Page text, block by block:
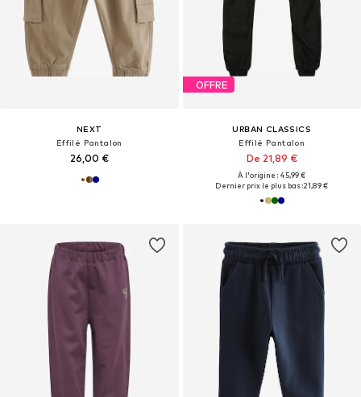
NEXT
Effilé Pantalon
26,00 €
OFFRE
URBAN CLASSICS
Effilé Pantalon
De 21,89 €
À l'origine : 45,99 €
Dernier prix le plus bas :21,89 €